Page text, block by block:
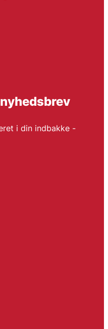
i din indbakke -